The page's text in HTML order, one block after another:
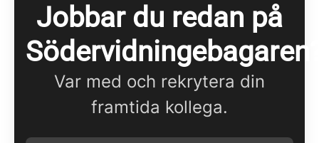
Jobbar du redan på
Var med och rekrytera din
framtida kollega.